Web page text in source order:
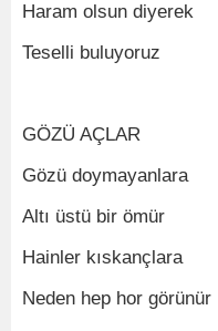
Haram olsun diyerek
Teselli buluyoruz
GÖZÜ AÇLAR
Gözü doymayanlara
Altı üstü bir ömür
Hainler kıskançlara
Neden hep hor görünür